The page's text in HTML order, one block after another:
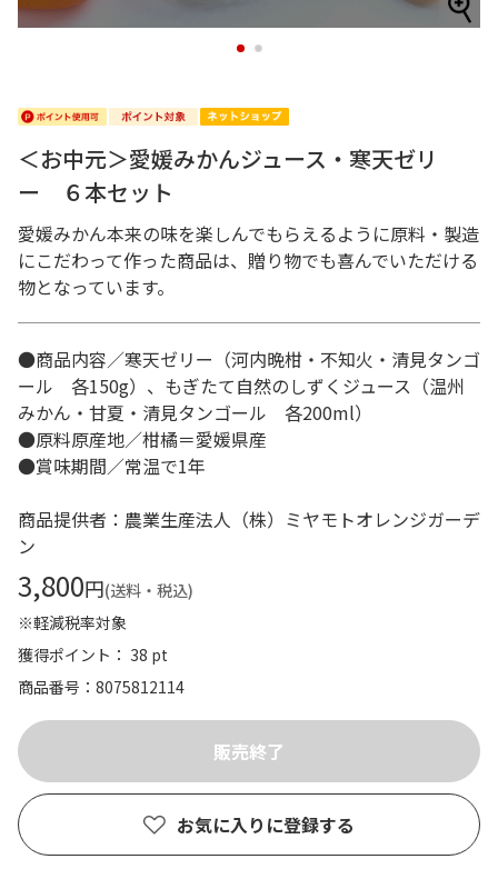
1 2
＜お中元＞愛媛みかんジュース・寒天ゼリ
ー ６本セット
愛媛みかん本来の味を楽しんでもらえるように原料・製造
にこだわって作った商品は、贈り物でも喜んでいただける
物となっています。
●商品内容／寒天ゼリー（河内晩柑・不知火・清見タンゴ
ール 各150g）、もぎたて自然のしずくジュース（温州
みかん・甘夏・清見タンゴール 各200ml）
●原料原産地／柑橘＝愛媛県産
●賞味期間／常温で1年
商品提供者：農業生産法人（株）ミヤモトオレンジガーデ
ン
3,800円(送料・税込)
※軽減税率対象
獲得ポイント： 38 pt
商品番号
8075812114
お気に入りに登録する